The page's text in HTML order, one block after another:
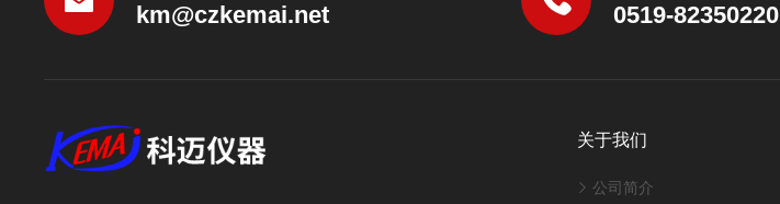
km@czkemai.net 0519-82350220
关于我们
公司简介